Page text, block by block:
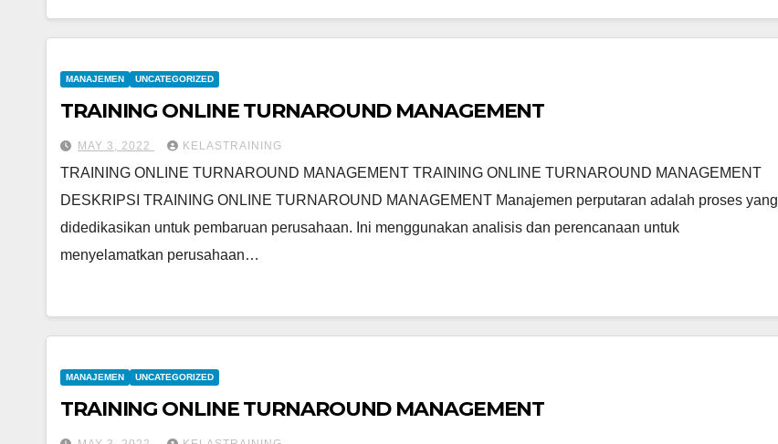
MANAJEMEN UNCATEGORIZED
TRAINING ONLINE TURNAROUND MANAGEMENT
MAY 3, 2022 KELASTRAINING
TRAINING ONLINE TURNAROUND MANAGEMENT TRAINING ONLINE TURNAROUND MANAGEMENT
DESKRIPSI TRAINING ONLINE TURNAROUND MANAGEMENT Manajemen perputaran adalah proses yang
didedikasikan untuk pembaruan perusahaan. Ini menggunakan analisis dan perencanaan untuk
menyelamatkan perusahaan…
MANAJEMEN UNCATEGORIZED
TRAINING ONLINE TURNAROUND MANAGEMENT